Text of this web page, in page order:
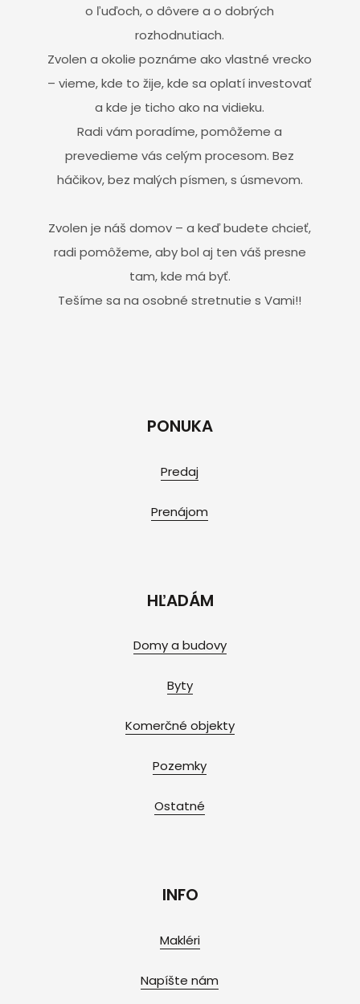
o ľuďoch, o dôvere a o dobrých
rozhodnutiach.
Zvolen a okolie poznáme ako vlastné vrecko
– vieme, kde to žije, kde sa oplatí investovať
a kde je ticho ako na vidieku.
Radi vám poradíme, pomôžeme a
prevedieme vás celým procesom. Bez
háčikov, bez malých písmen, s úsmevom.
Zvolen je náš domov – a keď budete chcieť,
radi pomôžeme, aby bol aj ten váš presne
tam, kde má byť.
Tešíme sa na osobné stretnutie s Vami!!
PONUKA
Predaj
Prenájom
HĽADÁM
Domy a budovy
Byty
Komerčné objekty
Pozemky
Ostatné
INFO
Makléri
Napíšte nám